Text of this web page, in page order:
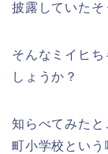
披露していたそ
そんなミイヒ
しょうか？
知らべてみた
町小学校という